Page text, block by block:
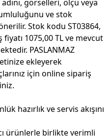
görselleri, ölçü veya
ve stok
Stok kodu ST03864,
1075,00 TL ve mevcut
PASLANMAZ
ekleyerek
için online sipariş
hazırlık ve servis akışını
ürünlerle birlikte verimli